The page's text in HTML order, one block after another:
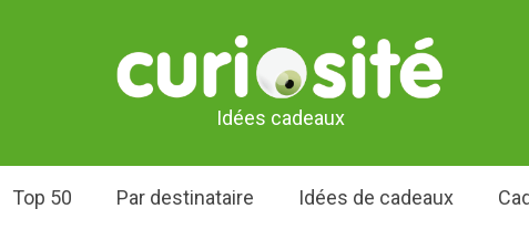
Idées cadeaux
Top 50 Par destinataire Idées de cadeaux